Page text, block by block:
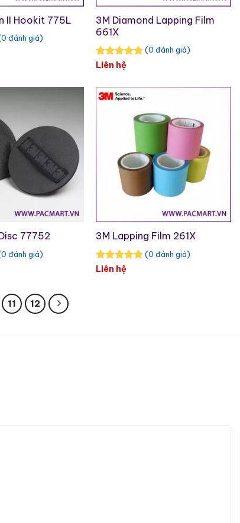
II Hookit 775L
đánh giá)
3M Diamond Lapping Film
661X
(0 đánh giá)
Liên hệ
77752
đánh giá)
3M Lapping Film 261X
(0 đánh giá)
Liên hệ
11 12